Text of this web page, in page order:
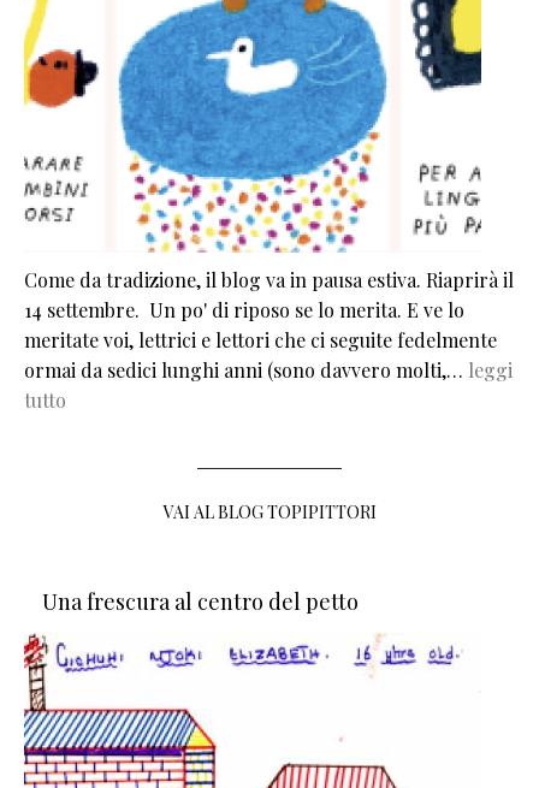
Come da tradizione, il blog va in pausa estiva. Riaprirà il
14 settembre. Un po' di riposo se lo merita. E ve lo
meritate voi, lettrici e lettori che ci seguite fedelmente
ormai da sedici lunghi anni (sono davvero molti,… leggi
tutto
VAI AL BLOG TOPIPITTORI
Una frescura al centro del petto